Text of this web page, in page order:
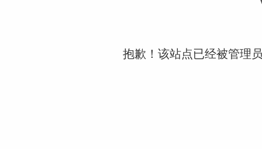
抱歉！该站点已经被管理